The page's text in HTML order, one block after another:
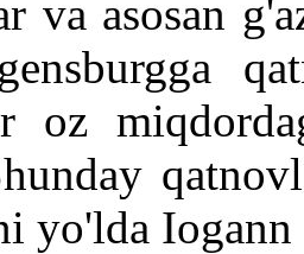
va asosan
oz
yo'lda